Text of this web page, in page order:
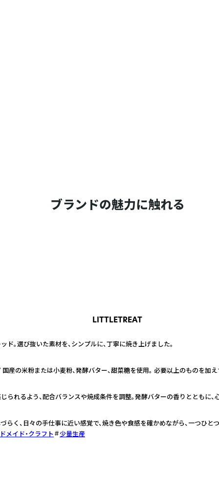
ブランドの魅力に触れる
LITTLETREAT
。選び抜いた素材を、シンプルに、丁寧に焼き上げました。
産の米粉または小麦粉、発酵バター、甜菜糖を使用。 必要以上のものを加
じられるよう、配合バランスや焼成条件を調整。発酵バターの香りとともに
らく、日々の手仕事に近い感覚で、焼き色や食感を確かめながら、一つひと
メイド・クラフト
少量生産